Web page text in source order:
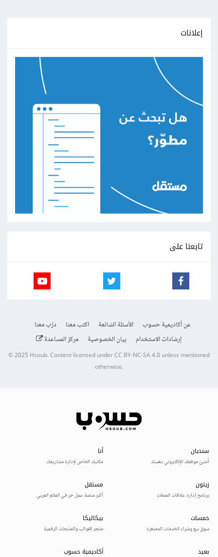
إعلانات
تابعنا على
عن أكاديمية حسوب الأسئلة الشائعة اكتب معنا
درّب معنا
إرشادات الاستخدام
بيان الخصوصية مركز المساعدة
© 2025Hsoub.Content licensed underCC BY-NC-SA 4.0unless mentioned
otherwise.